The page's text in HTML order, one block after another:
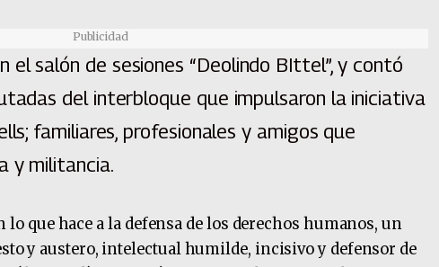
Publicidad
el salón de sesiones “Deolindo BIttel”, y contó
del interbloque que impulsaron la iniciativa
familiares, profesionales y amigos que
y militancia.
lo que hace a la defensa de los derechos humanos, un
y austero, intelectual humilde, incisivo y defensor de